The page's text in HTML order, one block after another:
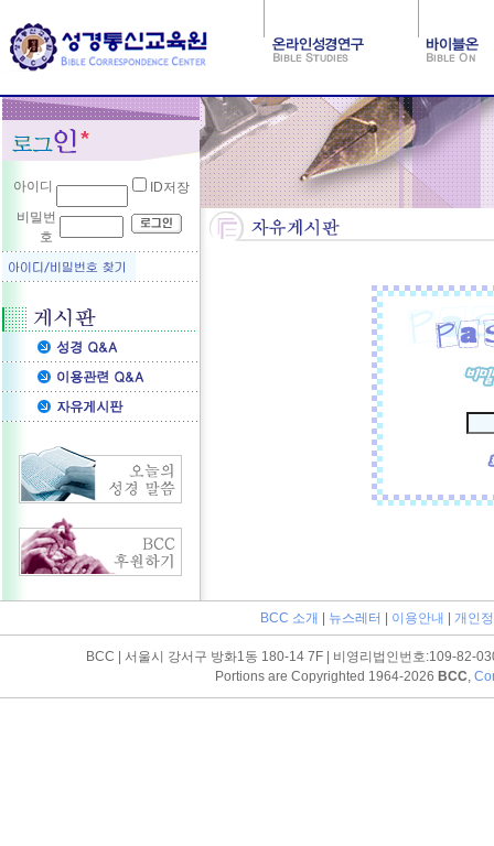
아이디
ID저장
비밀번
호
BCC 소개 뉴스레터 이용안내 개인
BCC | 서울시 강서구 방화1동 180-14 7F | 비영리법인번호:109-82-
Portions are Copyrighted 1964-2026 BCC,